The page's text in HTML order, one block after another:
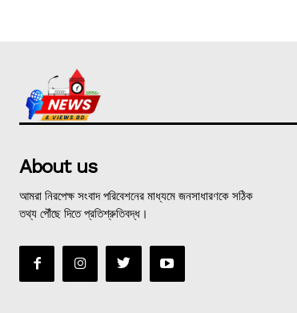
About us
আমরা নিরপেক্ষ সংবাদ পরিবেশনের মাধ্যমে জনসাধারণকে সঠিক
তথ্য পৌঁছে দিতে প্রতিশ্রুতিবদ্ধ।